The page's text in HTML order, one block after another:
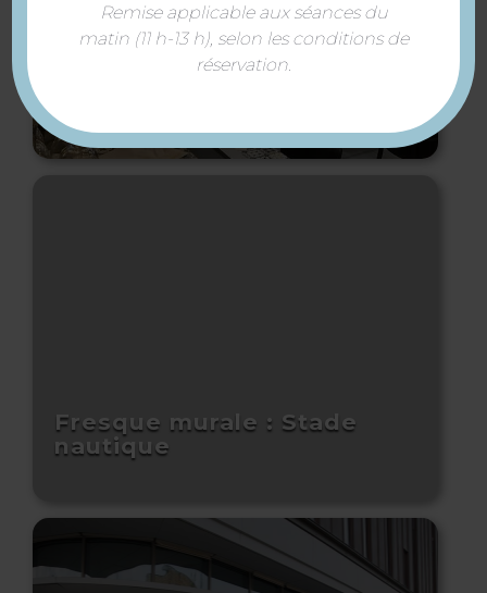
Fresque murale : Stade
nautique
Remise applicable aux séances du
matin (11 h-13 h), selon les conditions de
réservation.